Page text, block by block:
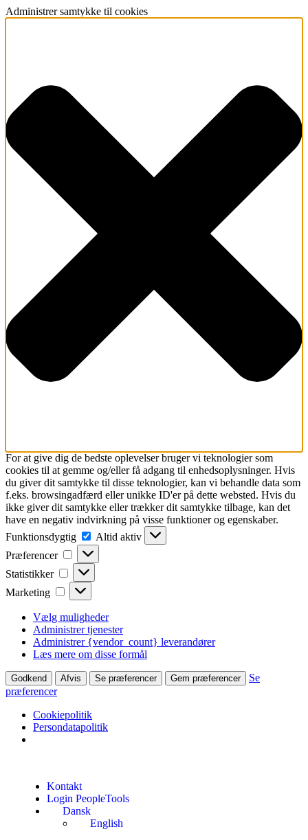
Administrer samtykke til cookies
For at give dig de bedste oplevelser bruger vi teknologier som
cookies til at gemme og/eller få adgang til enhedsoplysninger. Hvis
du giver dit samtykke til disse teknologier, kan vi behandle data som
f.eks. browsingadfærd eller unikke ID'er på dette websted. Hvis du
ikke giver dit samtykke eller trækker dit samtykke tilbage, kan det
have en negativ indvirkning på visse funktioner og egenskaber.
Funktionsdygtig
Altid aktiv
Præferencer
Statistikker
Marketing
Vælg muligheder
Administrer tjenester
Administrer {vendor_count} leverandører
Læs mere om disse formål
Godkend Afvis Se præferencer Gem præferencer
Se
præferencer
Cookiepolitik
Persondatapolitik
Kontakt
Login PeopleTools
Dansk
English